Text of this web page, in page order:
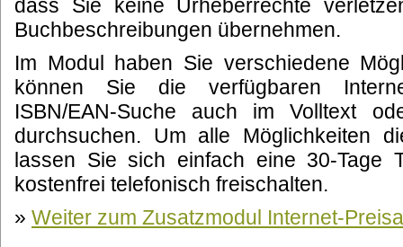
dass Sie keine Urheberrechte
Buchbeschreibungen übernehmen.
Im Modul haben Sie verschiedene
können Sie die verfügbaren
ISBN/EAN-Suche auch im Volltext
durchsuchen. Um alle Möglichkeiten
lassen Sie sich einfach eine 30-Tage
kostenfrei telefonisch freischalten.
» Weiter zum Zusatzmodul Internet-